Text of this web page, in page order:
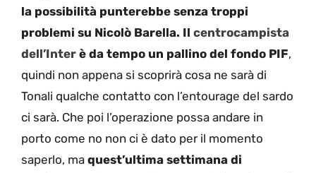
la possibilità punterebbe senza troppi
problemi su Nicolò Barella. Il centrocampista
dell’Inter è da tempo un pallino del fondo PIF,
quindi non appena si scoprirà cosa ne sarà di
Tonali qualche contatto con l’entourage del sardo
ci sarà. Che poi l’operazione possa andare in
porto come no non ci è dato per il momento
saperlo, ma quest’ultima settimana di